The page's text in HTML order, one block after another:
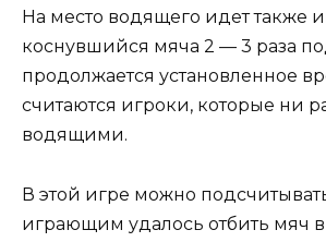
На место водящего идет также
коснувшийся мяча 2 — 3 раза
продолжается установленное
считаются игроки, которые ни
водящими.
В этой игре можно
играющим удалось отбить мяч в